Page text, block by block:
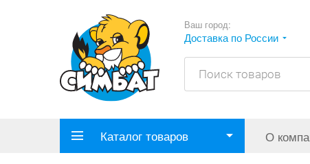
Ваш город:
Доставка по России
Каталог товаров О